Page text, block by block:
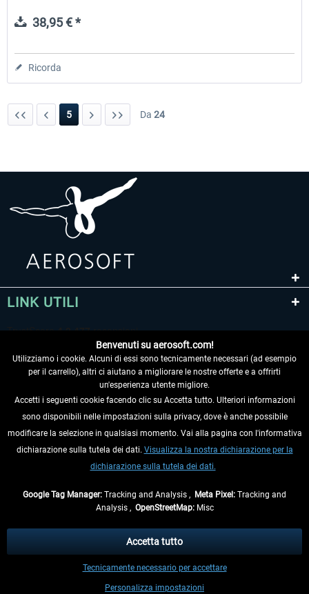
38,95 € *
Ricorda
5 Da 24
LINK UTILI
RECEDERE DAL CONTRATTO
INFORMAZIONI
eventualmente le spese di spedizione, se non diversamente descritto.
** Riguarda le spedizioni al di fuori della Germania, i tempi di consegna per le
altre nazioni sono disponibili nelleinformazioni di spedizione
Benvenuti su aerosoft.com!
Utilizziamo i cookie. Alcuni di essi sono tecnicamente necessari (ad esempio
per il carrello), altri ci aiutano a migliorare le nostre offerte e a offrirti
un'esperienza utente migliore.
Accetti i seguenti cookie facendo clic su Accetta tutto. Ulteriori informazioni
sono disponibili nelle impostazioni sulla privacy, dove è anche possibile
modificare la selezione in qualsiasi momento. Vai alla pagina con l'informativa
dichiarazione sulla tutela dei dati. Visualizza la nostra dichiarazione per la
dichiarazione sulla tutela dei dati.
Google Tag Manager: Tracking and Analysis , Meta Pixel: Tracking and
Analysis , OpenStreetMap:Misc
Personalizza impostazioni
Tecnicamente necessario per accettare
Accetta tutto